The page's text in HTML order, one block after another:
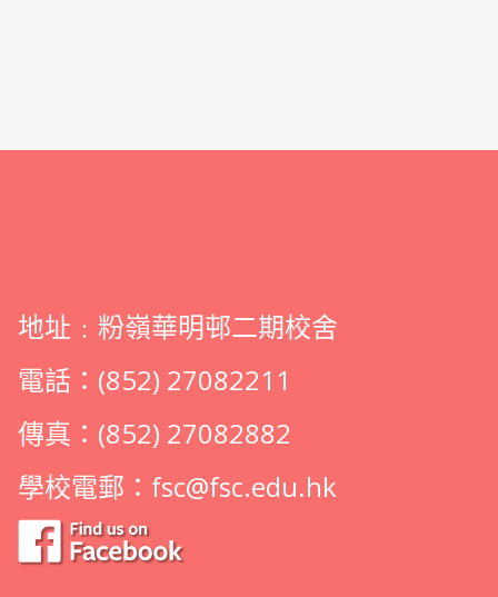
地址﹕粉嶺華明邨二期校舍
電話：(852) 27082211
傳真：(852) 27082882
學校電郵： fsc@fsc.edu.hk